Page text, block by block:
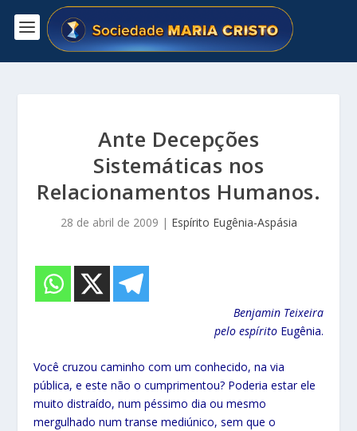
Ante Decepções
Sistemáticas nos
Relacionamentos Humanos.
28 de abril de 2009 | Espírito Eugênia-Aspásia
Benjamin Teixeira
pelo espíritoEugênia.
Você cruzou caminho com um conhecido, na via
pública, e este não o cumprimentou? Poderia estar ele
muito distraído, num péssimo dia ou mesmo
mergulhado num transe mediúnico, sem que o